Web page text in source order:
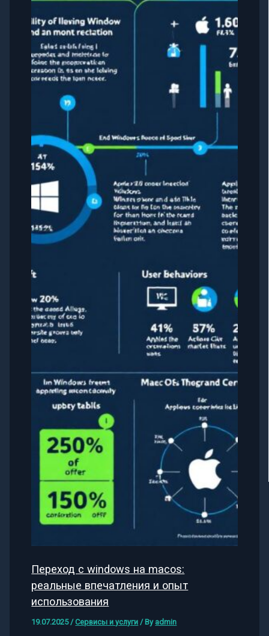
Переход с windows на macos:
реальные впечатления и опыт
использования
19.07.2025/Сервисы и услуги / By admin